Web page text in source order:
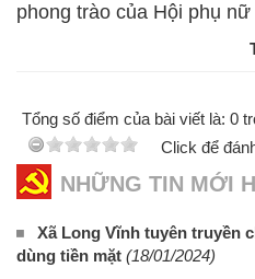
phong trào của Hội phụ
Tổng số điểm của bài viết là: 0
Click để
NHỮNG TIN MỚI
Xã Long Vĩnh tuyên truyền
dùng tiền mặt (18/01/2024)